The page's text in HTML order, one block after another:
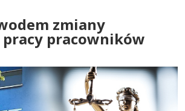
zmiany
pracowników